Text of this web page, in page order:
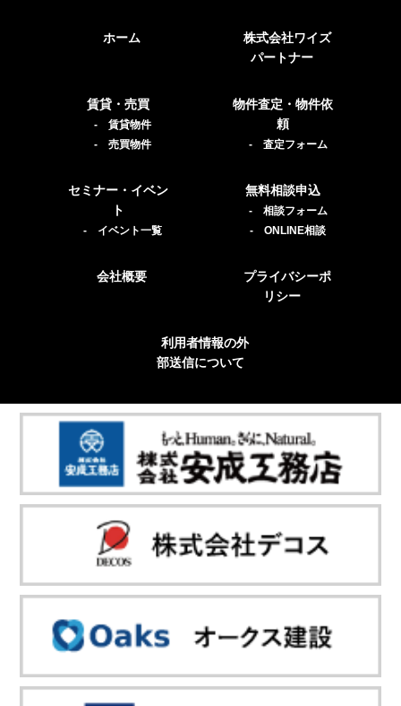
ホーム
株式会社ワイズ
パートナー
賃貸・売買
- 賃貸物件
- 売買物件
物件査定・物件依
頼
- 査定フォーム
セミナー・イベン
ト
- イベント一覧
無料相談申込
- 相談フォーム
- ONLINE相談
会社概要
プライバシーポ
リシー
利用者情報の外
部送信について